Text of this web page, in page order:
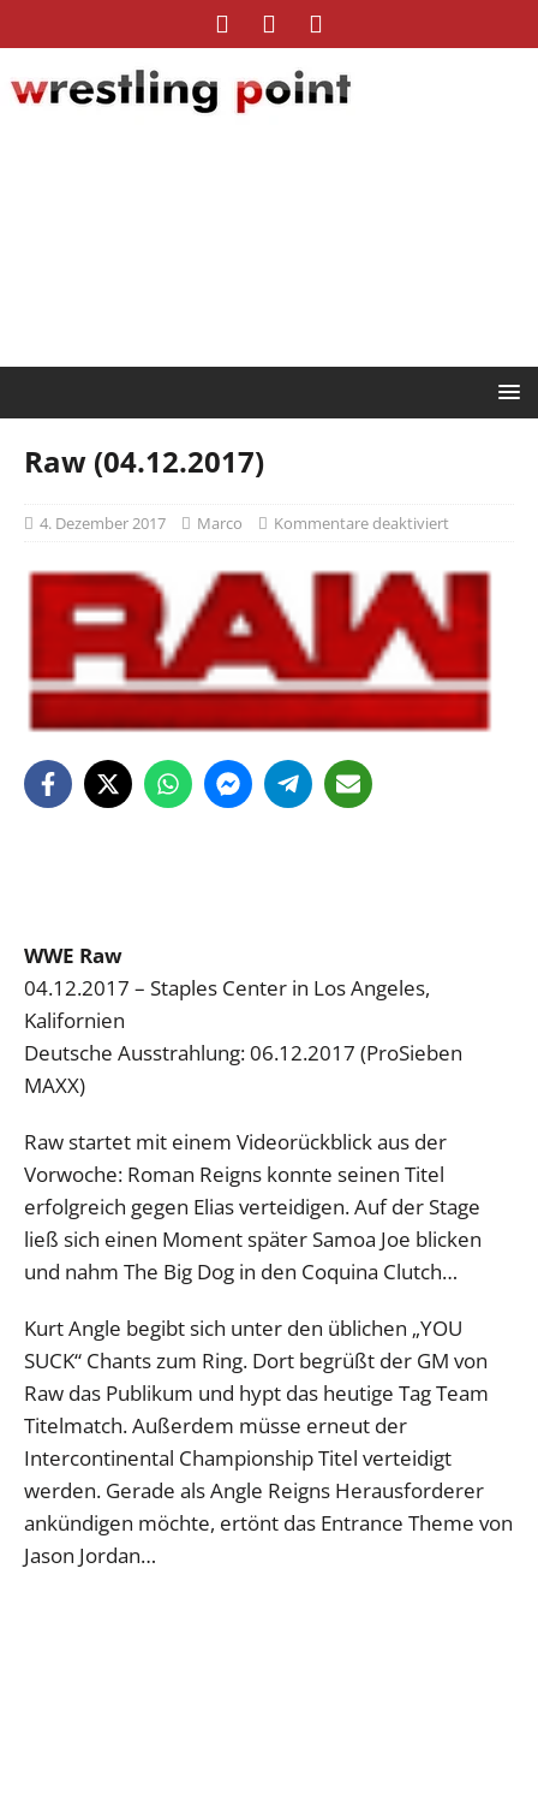
Raw (04.12.2017)
4. Dezember 2017 Marco Kommentare deaktiviert
WWE Raw
04.12.2017 – Staples Center in Los Angeles,
Kalifornien
Deutsche Ausstrahlung: 06.12.2017 (ProSieben
MAXX)
Raw startet mit einem Videorückblick aus der
Vorwoche: Roman Reigns konnte seinen Titel
erfolgreich gegen Elias verteidigen. Auf der Stage
ließ sich einen Moment später Samoa Joe blicken
und nahm The Big Dog in den Coquina Clutch…
Kurt Angle begibt sich unter den üblichen „YOU
SUCK“ Chants zum Ring. Dort begrüßt der GM von
Raw das Publikum und hypt das heutige Tag Team
Titelmatch. Außerdem müsse erneut der
Intercontinental Championship Titel verteidigt
werden. Gerade als Angle Reigns Herausforderer
ankündigen möchte, ertönt das Entrance Theme von
Jason Jordan…